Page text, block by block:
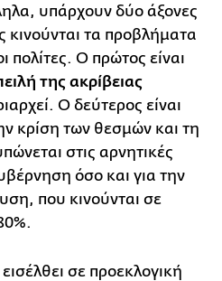
υπάρχουν δύο άξονες
κινούνται τα προβλήματα
πολίτες. Ο πρώτος είναι
της ακρίβειας
Ο δεύτερος είναι
κρίση των θεσμών και τη
στις αρνητικές
όσο και για την
που κινούνται σε
σε προεκλογική